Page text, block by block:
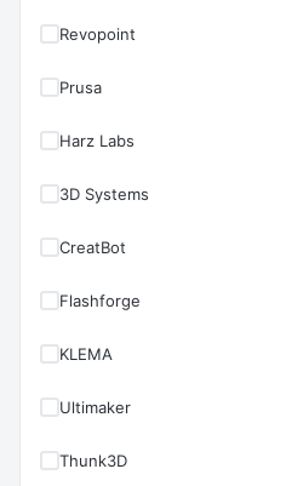
Revopoint
Prusa
Harz Labs
3D Systems
CreatBot
Flashforge
KLEMA
Ultimaker
Thunk3D